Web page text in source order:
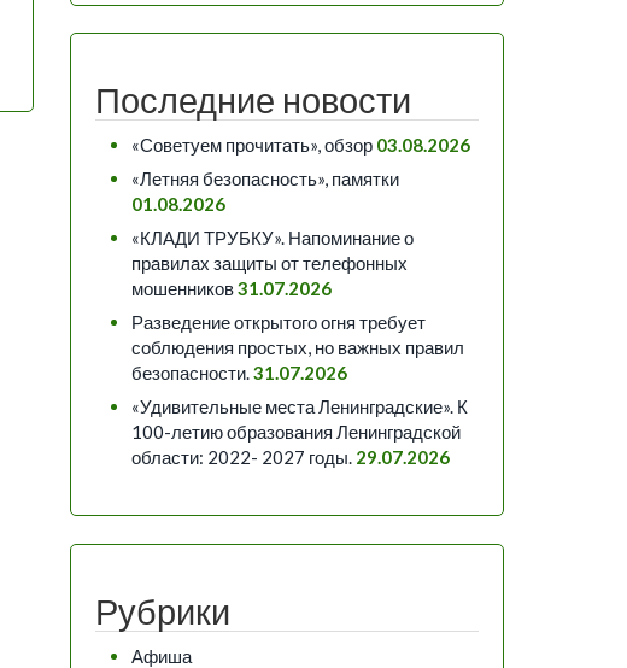
Последние новости
«Советуем прочитать», обзор 03.08.2026
«Летняя безопасность», памятки
01.08.2026
«КЛАДИ ТРУБКУ». Напоминание о
правилах защиты от телефонных
мошенников31.07.2026
Разведение открытого огня требует
соблюдения простых, но важных правил
безопасности.31.07.2026
«Удивительные места Ленинградские». К
100-летию образования Ленинградской
области: 2022- 2027 годы. 29.07.2026
Рубрики
Афиша